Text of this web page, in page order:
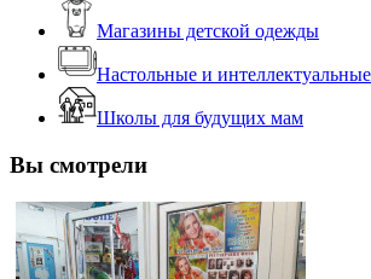
Магазины детской одежды
Настольные и
Школы для будущих мам
Вы смотрели